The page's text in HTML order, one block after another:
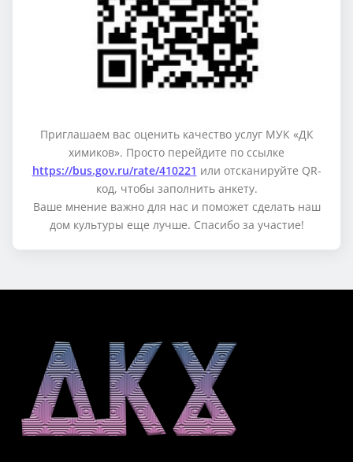
Приглашаем вас оценить качество услуг МУК «ДК
химиков». Просто перейдите по ссылке
https://bus.gov.ru/rate/410221 или отсканируйте QR-
код, чтобы заполнить анкету.
Ваше мнение важно для нас и поможет сделать наш
дом культуры еще лучше. Спасибо за участие!